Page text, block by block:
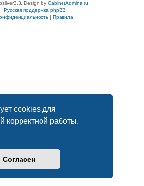
cookies для
корректной работы.
Согласен
Design by CabinetAdmina.ru
Русская поддержка phpBB
| Правила